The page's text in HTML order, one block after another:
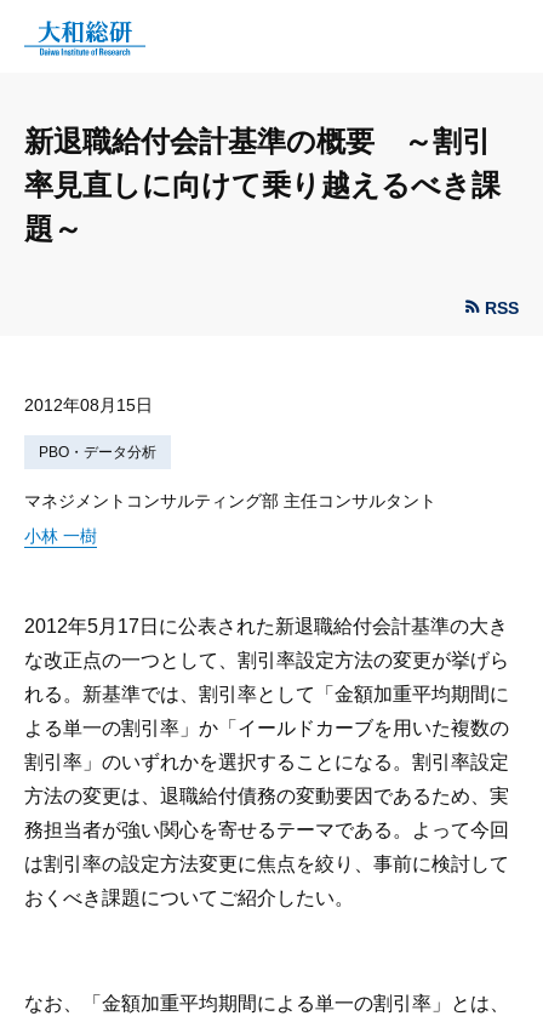
新退職給付会計基準の概要 ～割引
率見直しに向けて乗り越えるべき課
題～
RSS
2012年08月15日
PBO・データ分析
マネジメントコンサルティング部 主任コンサルタント
小林 一樹
2012年5月17日に公表された新退職給付会計基準の大き
な改正点の一つとして、割引率設定方法の変更が挙げら
れる。新基準では、割引率として「金額加重平均期間に
よる単一の割引率」か「イールドカーブを用いた複数の
割引率」のいずれかを選択することになる。割引率設定
方法の変更は、退職給付債務の変動要因であるため、実
務担当者が強い関心を寄せるテーマである。よって今回
は割引率の設定方法変更に焦点を絞り、事前に検討して
おくべき課題についてご紹介したい。
なお、「金額加重平均期間による単一の割引率」とは、